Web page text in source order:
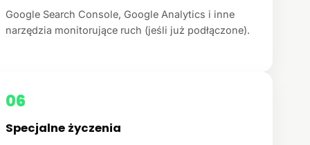
Google Search Console, Google Analytics i inne
narzędzia monitorujące ruch (jeśli już podłączone).
06
Specjalne życzenia